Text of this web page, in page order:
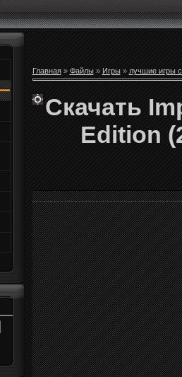
Главная» Файлы» Игры» лучшие игры
Скачать
Edition